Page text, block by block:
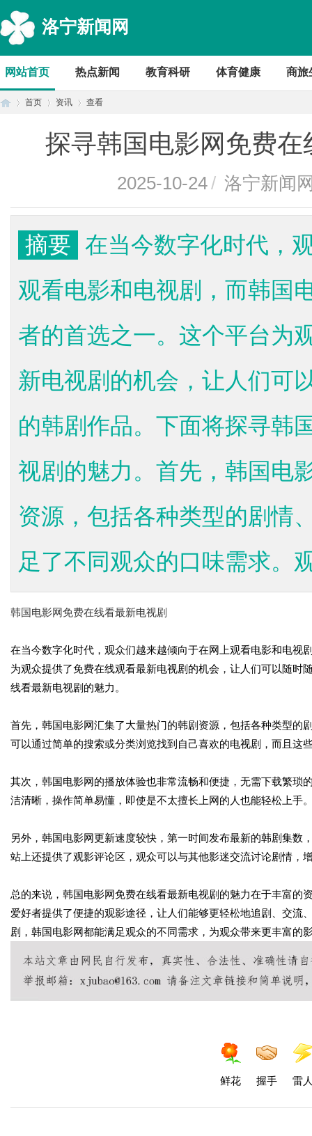
洛宁新闻网
网站首页 热点新闻 教育科研 体育健康 商旅
首页 资讯 查看
探寻韩国电影网免费
2025-10-24/ 洛宁新闻
摘要 在当今数字化时代，
观看电影和电视剧，而韩国
者的首选之一。这个平台为
新电视剧的机会，让人们可
的韩剧作品。下面将探寻韩
视剧的魅力。首先，韩国电
资源，包括各种类型的剧情
足了不同观众的口味需求。
韩国电影网免费在线看最新电视剧
在当今数字化时代，观众们越来越倾向于在网上观看电影和电视
为观众提供了免费在线观看最新电视剧的机会，让人们可以随
线看最新电视剧的魅力。
首先，韩国电影网汇集了大量热门的韩剧资源，包括各种类型的
可以通过简单的搜索或分类浏览找到自己喜欢的电视剧，而且这
其次，韩国电影网的播放体验也非常流畅和便捷，无需下载繁琐
洁清晰，操作简单易懂，即使是不太擅长上网的人也能轻松上手
另外，韩国电影网更新速度较快，第一时间发布最新的韩剧集
站上还提供了观影评论区，观众可以与其他影迷交流讨论剧情，
总的来说，韩国电影网免费在线看最新电视剧的魅力在于丰富
爱好者提供了便捷的观影途径，让人们能够更轻松地追剧、交
剧，韩国电影网都能满足观众的不同需求，为观众带来更丰富的
鲜花 握手 雷